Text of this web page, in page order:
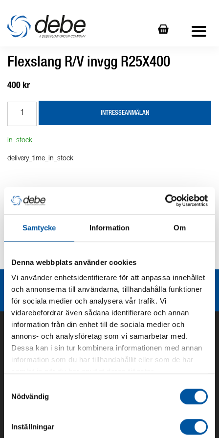
Samtycke Information Om
Denna webbplats använder cookies
Vi använder enhetsidentifierare för att anpassa innehållet
och annonserna till användarna, tillhandahålla funktioner
för sociala medier och analysera vår trafik. Vi
vidarebefordrar även sådana identifierare och annan
information från din enhet till de sociala medier och
annons- och analysföretag som vi samarbetar med.
Dessa kan i sin tur kombinera informationen med annan
information som du har tillhandahållit eller som de har
Nödvändig
Inställningar
Flexslang R/V invgg R25X400
400 kr
INTRESSEANMÄLAN
in_stock
delivery_time_in_stock
Produktbeskrivning
Kurvor
Teknisk dokumentation
Liknande produktgrupper
Om oss